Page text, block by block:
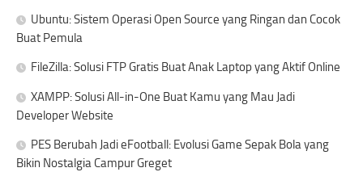
Ubuntu: Sistem Operasi Open Source yang Ringan dan Cocok
Buat Pemula
FileZilla: Solusi FTP Gratis Buat Anak Laptop yang Aktif Online
XAMPP: Solusi All-in-One Buat Kamu yang Mau Jadi
Developer Website
PES Berubah Jadi eFootball: Evolusi Game Sepak Bola yang
Bikin Nostalgia Campur Greget